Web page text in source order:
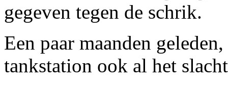
gegeven tegen de schrik.
Een paar maanden
tankstation ook al het